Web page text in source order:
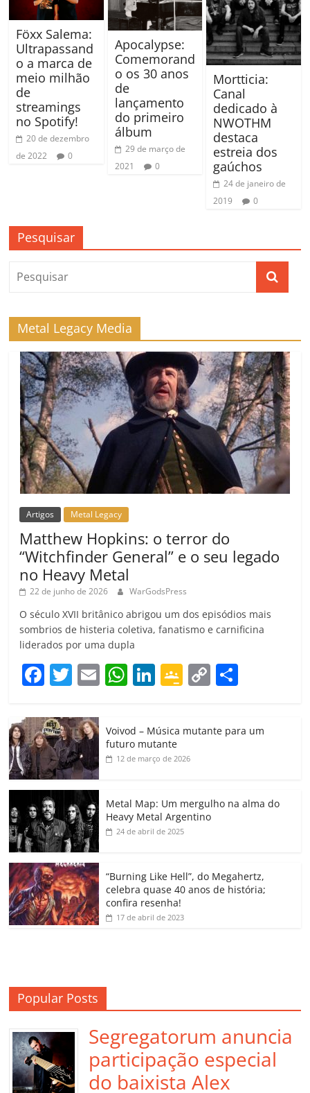
Föxx Salema:
Ultrapassand
o a marca de
meio milhão
de
streamings
no Spotify!
20 de dezembro
de 2022
0
Apocalypse:
Comemorand
o os 30 anos
de
lançamento
do primeiro
álbum
29 de março de
2021
0
Mortticia:
Canal
dedicado à
NWOTHM
destaca
estreia dos
gaúchos
24 de janeiro de
2019
0
Pesquisar
Metal Legacy Media
Artigos Metal Legacy
Matthew Hopkins: o terror do
“Witchfinder General” e o seu legado
no Heavy Metal
22 de junho de 2026 WarGodsPress
O século XVII britânico abrigou um dos episódios mais
sombrios de histeria coletiva, fanatismo e carnificina
liderados por uma dupla
F
c
e
b
o
o
k
T
itt
er
E
ai
W
at
s
A
p
Li
k
e
dI
G
gl
e
a
ss
o
m
C
y
k
p
h
Voivod – Música mutante para um
futuro mutante
12 de março de 2026
Metal Map: Um mergulho na alma do
Heavy Metal Argentino
24 de abril de 2025
“Burning Like Hell”, do Megahertz,
celebra quase 40 anos de história;
confira resenha!
17 de abril de 2023
Popular Posts
Segregatorum anuncia
participação especial
do baixista Alex